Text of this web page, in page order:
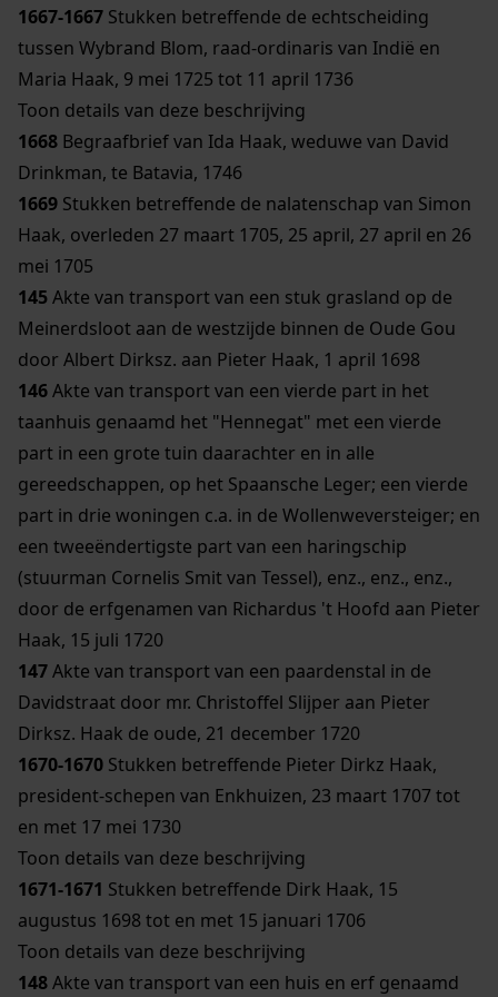
1667-1667 Stukken betreffende de echtscheiding
tussen Wybrand Blom, raad-ordinaris van Indië en
Maria Haak, 9 mei 1725 tot 11 april 1736
Toon details van deze beschrijving
1668 Begraafbrief van Ida Haak, weduwe van David
Drinkman, te Batavia, 1746
1669 Stukken betreffende de nalatenschap van Simon
Haak, overleden 27 maart 1705, 25 april, 27 april en 26
mei 1705
145Akte van transport van een stuk grasland op de
Meinerdsloot aan de westzijde binnen de Oude Gou
door Albert Dirksz. aan Pieter Haak, 1 april 1698
146Akte van transport van een vierde part in het
taanhuis genaamd het "Hennegat" met een vierde
part in een grote tuin daarachter en in alle
gereedschappen, op het Spaansche Leger; een vierde
part in drie woningen c.a. in de Wollenweversteiger; en
een tweeëndertigste part van een haringschip
(stuurman Cornelis Smit van Tessel), enz., enz., enz.,
door de erfgenamen van Richardus 't Hoofd aan Pieter
Haak, 15 juli 1720
147Akte van transport van een paardenstal in de
Davidstraat door mr. Christoffel Slijper aan Pieter
Dirksz. Haak de oude, 21 december 1720
1670-1670 Stukken betreffende Pieter Dirkz Haak,
president-schepen van Enkhuizen, 23 maart 1707 tot
en met 17 mei 1730
Toon details van deze beschrijving
1671-1671 Stukken betreffende Dirk Haak, 15
augustus 1698 tot en met 15 januari 1706
Toon details van deze beschrijving
148Akte van transport van een huis en erf genaamd